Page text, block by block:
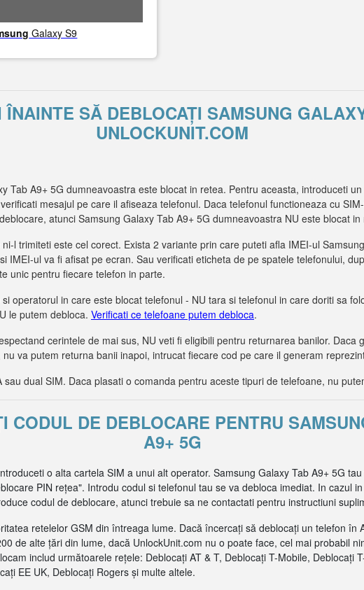
Galaxy S9
SĂ DEBLOCAȚI SAMSUNG
UNLOCKUNIT.COM
Tab A9+ 5G dumneavoastra este blocat in retea. Pentru aceasta, introduceti
mesajul pe care il afiseaza telefonul. Daca telefonul functioneaza cu
atunci Samsung Galaxy Tab A9+ 5G dumneavoastra NU este blocat in
l trimiteti este cel corect. Exista 2 variante prin care puteti afla IMEI-ul
IMEI-ul va fi afisat pe ecran. Sau verificati eticheta de pe spatele telefonului,
unic pentru fiecare telefon in parte.
operatorul in care este blocat telefonul - NU tara si telefonul in care doriti sa
le putem debloca. Verificati ce telefoane putem debloca.
cerintele de mai sus, NU veti fi eligibili pentru returnarea banilor. Daca
va putem returna banii inapoi, intrucat fiecare cod pe care il generam
dual SIM. Daca plasati o comanda pentru aceste tipuri de telefoane, nu
CODUL DE DEBLOCARE PENTRU
A9+ 5G
o alta cartela SIM a unui alt operator. Samsung Galaxy Tab A9+ 5G
PIN rețea". Introdu codul si telefonul tau se va debloca imediat. In cazul
codul de deblocare, atunci trebuie sa ne contactati pentru instructiuni
retelelor GSM din întreaga lume. Dacă încercați să deblocați un telefon în
de alte țări din lume, dacă UnlockUnit.com nu o poate face, cel mai probabil
includ următoarele rețele: Deblocați AT & T, Deblocați T-Mobile, Deblocați
EE UK, Deblocați Rogers și multe altele.